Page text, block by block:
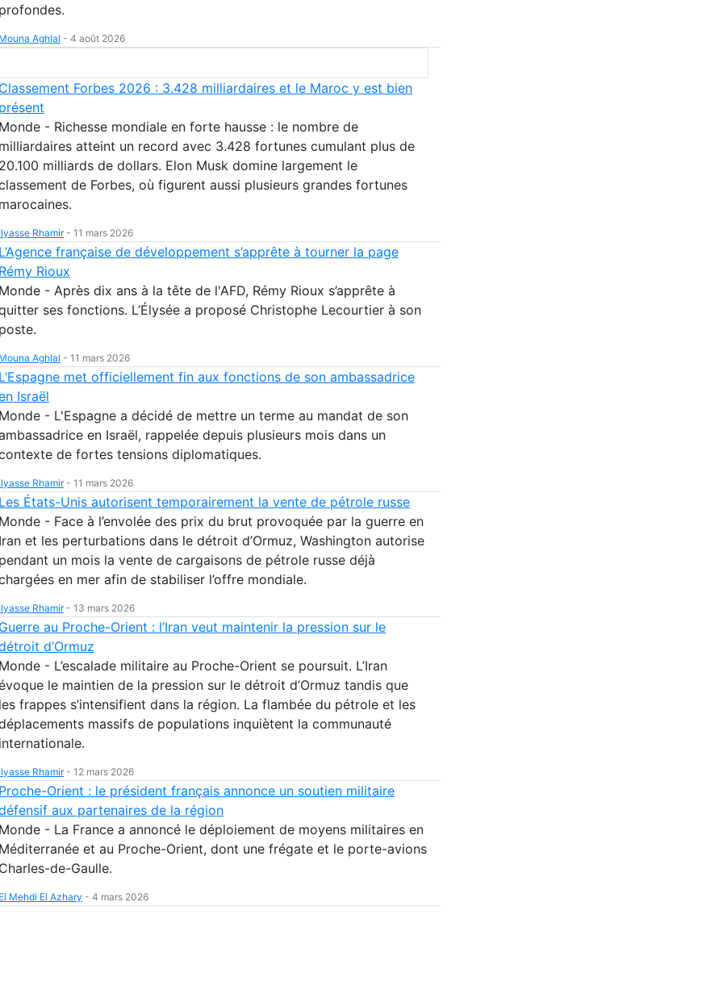
profondes.
Mouna Aghlal - 4 août 2026
Classement Forbes 2026 : 3.428 milliardaires et le Maroc y est bien
présent
Monde - Richesse mondiale en forte hausse : le nombre de
milliardaires atteint un record avec 3.428 fortunes cumulant plus de
20.100 milliards de dollars. Elon Musk domine largement le
de Forbes, où figurent aussi plusieurs grandes fortunes
marocaines.
Ilyasse Rhamir- 11 mars 2026
L’Agence française de développement s’apprête à tourner la page
Rémy Rioux
Monde - Après dix ans à la tête de l'AFD, Rémy Rioux s’apprête à
ses fonctions. L’Élysée a proposé Christophe Lecourtier à son
poste.
Mouna Aghlal - 11 mars 2026
L’Espagne met officiellement fin aux fonctions de son ambassadrice
Israël
Monde - L'Espagne a décidé de mettre un terme au mandat de son
en Israël, rappelée depuis plusieurs mois dans un
de fortes tensions diplomatiques.
Ilyasse Rhamir- 11 mars 2026
Les États-Unis autorisent temporairement la vente de pétrole russe
Monde - Face à l’envolée des prix du brut provoquée par la guerre en
Iran et les perturbations dans le détroit d’Ormuz, Washington autorise
pendant un mois la vente de cargaisons de pétrole russe déjà
en mer afin de stabiliser l’offre mondiale.
Ilyasse Rhamir- 13 mars 2026
Guerre au Proche-Orient : l’Iran veut maintenir la pression sur le
d’Ormuz
Monde - L’escalade militaire au Proche-Orient se poursuit. L’Iran
le maintien de la pression sur le détroit d’Ormuz tandis que
les frappes s’intensifient dans la région. La flambée du pétrole et les
massifs de populations inquiètent la communauté
internationale.
Ilyasse Rhamir- 12 mars 2026
Proche-Orient : le président français annonce un soutien militaire
aux partenaires de la région
Monde - La France a annoncé le déploiement de moyens militaires en
Méditerranée et au Proche-Orient, dont une frégate et le porte-avions
Charles-de-Gaulle.
El Mehdi El Azhary - 4 mars 2026